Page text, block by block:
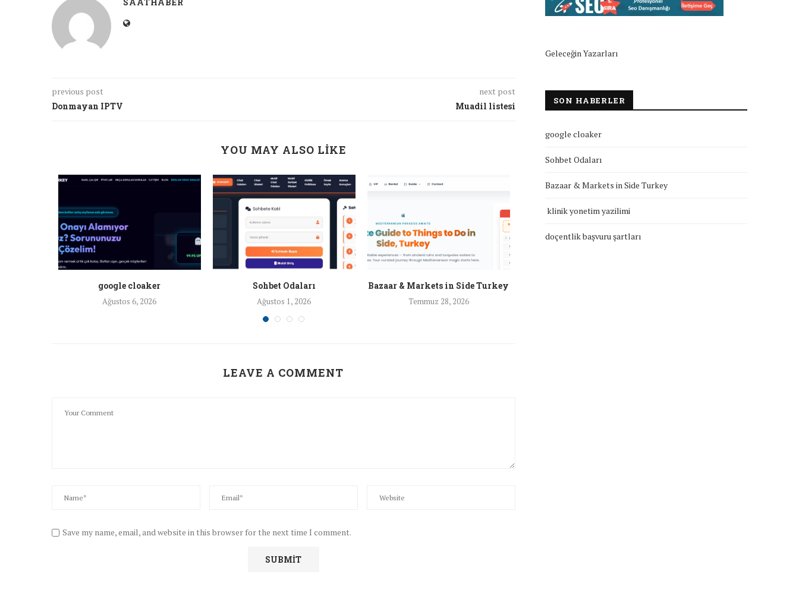
previous post
Donmayan IPTV
next post
Muadil listesi
YOU MAY ALSO LIKE
google cloaker
Ağustos 6, 2026
Sohbet Odaları
Ağustos 1, 2026
Bazaar & Markets in Side Turkey
Temmuz 28, 2026
LEAVE A COMMENT
Save my name, email, and website in this browser for the next time I comment.
Geleceğin Yazarları
SON HABERLER
google cloaker
Sohbet Odaları
Bazaar & Markets in Side Turkey
klinik yonetim yazilimi
doçentlik başvuru şartları